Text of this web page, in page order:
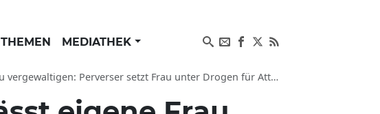
THEMEN MEDIATHEK
Perverser setzt Frau unter Drogen für Attacke durch Arbeitskollegen